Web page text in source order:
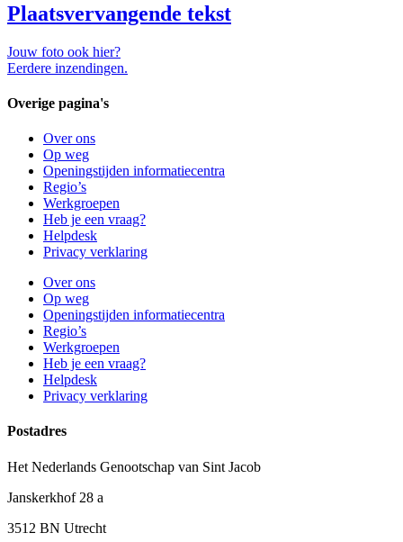
Plaatsvervangende tekst
Jouw foto ook hier?
Eerdere inzendingen.
Overige pagina's
Over ons
Op weg
Openingstijden informatiecentra
Regio’s
Werkgroepen
Heb je een vraag?
Helpdesk
Privacy verklaring
Over ons
Op weg
Openingstijden informatiecentra
Regio’s
Werkgroepen
Heb je een vraag?
Helpdesk
Privacy verklaring
Postadres
Het Nederlands Genootschap van Sint Jacob
Janskerkhof 28 a
3512 BN Utrecht